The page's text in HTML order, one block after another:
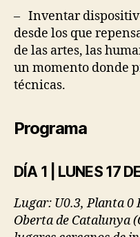
– Inventar
desde los que
de las artes, las
un momento donde
técnicas.
Programa
DÍA 1 | LUNES 17
Lugar: U0.3, Planta
Oberta de Catalunya